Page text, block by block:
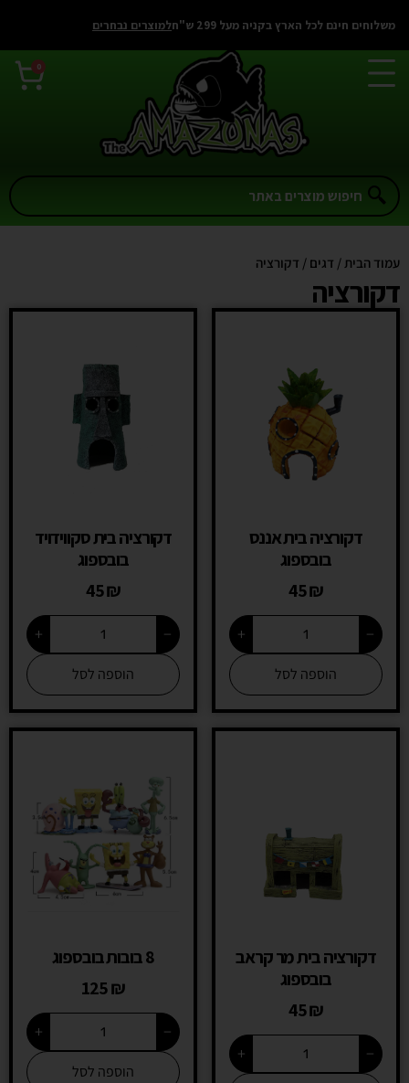
משלוחים חינם לכל הארץ בקניה מעל 299 ש"ח למוצרים נבחרים
0
עמוד הבית / דגים / דקורציה
דקורציה
דקורציה בית אננס
בובספוג
45₪
−
+
הוספה לסל
דקורציה בית סקווידויד
בובספוג
45₪
−
+
הוספה לסל
דקורציה בית מר קראב
בובספוג
45₪
−
+
8 בובות בובספוג
125₪
−
+
הוספה לסל